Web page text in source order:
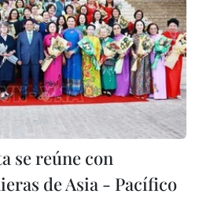
se reúne con
de Asia - Pacífico